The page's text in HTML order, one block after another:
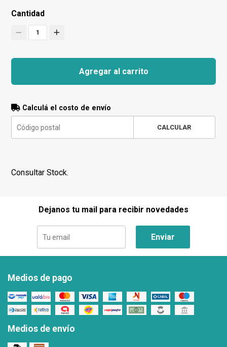
Cantidad
1
Agregar al carrito
Calculá el costo de envío
CALCULAR
Consultar Stock.
Dejanos tu mail para recibir novedades
Enviar
Medios de pago
Medios de envío